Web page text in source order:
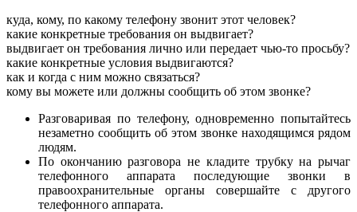
куда, кому, по какому телефону звонит этот человек?
какие конкретные требования он выдвигает?
выдвигает он требования лично или передает чью-то просьбу?
какие конкретные условия выдвигаются?
как и когда с ним можно связаться?
кому вы можете или должны сообщить об этом звонке?
Разговаривая по телефону, одновременно попытайтесь
незаметно сообщить об этом звонке находящимся рядом
людям.
По окончанию разговора не кладите трубку на рычаг
телефонного аппарата последующие звонки в
правоохранительные органы совершайте с другого
телефонного аппарата.